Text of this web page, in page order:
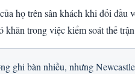
họ trên sân khách khi đối đầu
trong việc kiểm soát thế trận
ghi bàn nhiều, nhưng